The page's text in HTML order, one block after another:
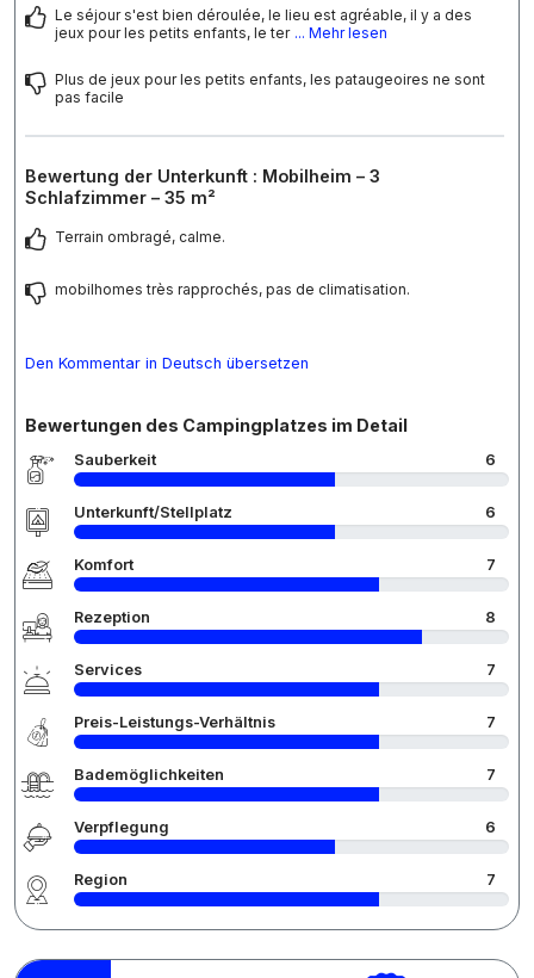
Le séjour s'est bien déroulée, le lieu est agréable, il y a des
jeux pour les petits enfants, le ter ... Mehr lesen
Plus de jeux pour les petits enfants, les pataugeoires ne sont
pas facile
Bewertung der Unterkunft : Mobilheim – 3
Schlafzimmer – 35 m²
Terrain ombragé, calme.
mobilhomes très rapprochés, pas de climatisation.
Den Kommentar in Deutsch übersetzen
Bewertungen des Campingplatzes im Detail
Sauberkeit 6
Unterkunft/Stellplatz 6
Komfort 7
Rezeption 8
Services 7
Preis-Leistungs-Verhältnis 7
Bademöglichkeiten 7
Verpflegung 6
Region 7